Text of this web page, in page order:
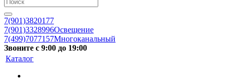
7(901)3820177
7(901)3328996Освещение
7(499)7077157Многоканальный
Звоните с 9:00 до 19:00
Каталог